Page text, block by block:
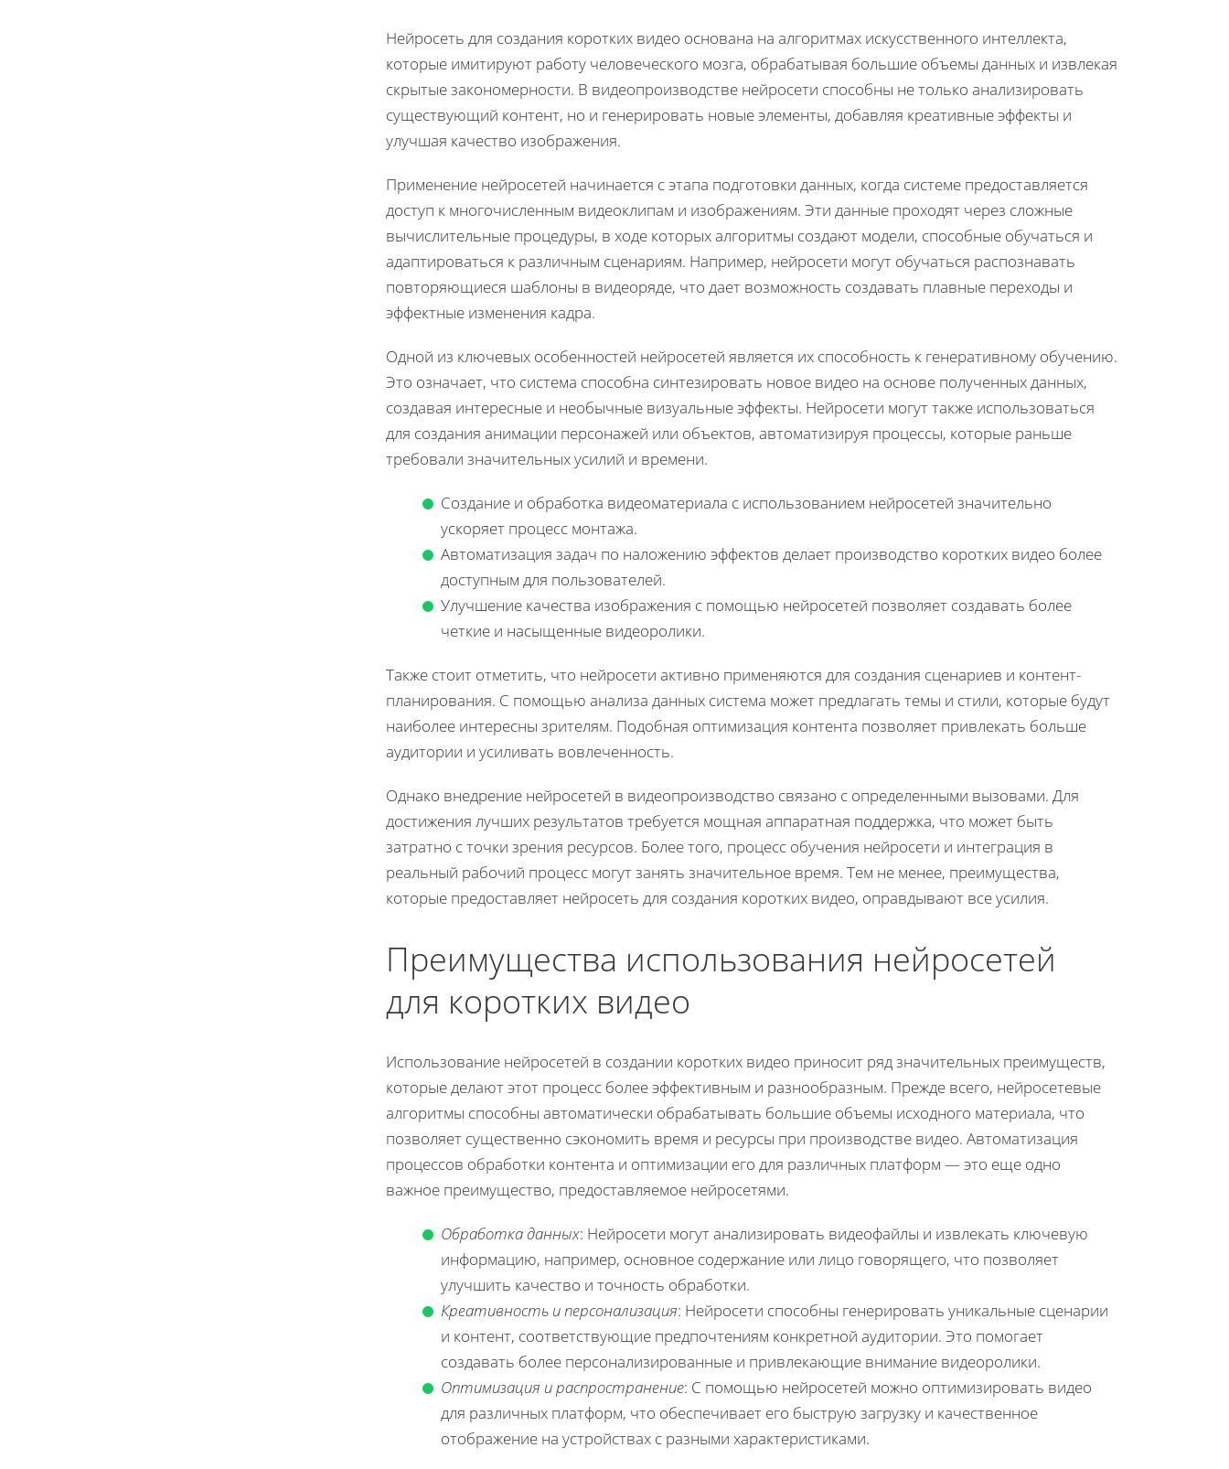
Нейросеть для создания коротких видео основана на алгоритмах искусственного интеллекта,
которые имитируют работу человеческого мозга, обрабатывая большие объемы данных и извлекая
скрытые закономерности. В видеопроизводстве нейросети способны не только анализировать
существующий контент, но и генерировать новые элементы, добавляя креативные эффекты и
улучшая качество изображения.
Применение нейросетей начинается с этапа подготовки данных, когда системе предоставляется
доступ к многочисленным видеоклипам и изображениям. Эти данные проходят через сложные
вычислительные процедуры, в ходе которых алгоритмы создают модели, способные обучаться и
адаптироваться к различным сценариям. Например, нейросети могут обучаться распознавать
повторяющиеся шаблоны в видеоряде, что дает возможность создавать плавные переходы и
эффектные изменения кадра.
Одной из ключевых особенностей нейросетей является их способность к генеративному обучению.
Это означает, что система способна синтезировать новое видео на основе полученных данных,
создавая интересные и необычные визуальные эффекты. Нейросети могут также использоваться
для создания анимации персонажей или объектов, автоматизируя процессы, которые раньше
требовали значительных усилий и времени.
Создание и обработка видеоматериала с использованием нейросетей значительно
ускоряет процесс монтажа.
Автоматизация задач по наложению эффектов делает производство коротких видео более
доступным для пользователей.
Улучшение качества изображения с помощью нейросетей позволяет создавать более
четкие и насыщенные видеоролики.
Также стоит отметить, что нейросети активно применяются для создания сценариев и контент-
планирования. С помощью анализа данных система может предлагать темы и стили, которые будут
наиболее интересны зрителям. Подобная оптимизация контента позволяет привлекать больше
аудитории и усиливать вовлеченность.
Однако внедрение нейросетей в видеопроизводство связано с определенными вызовами. Для
достижения лучших результатов требуется мощная аппаратная поддержка, что может быть
затратно с точки зрения ресурсов. Более того, процесс обучения нейросети и интеграция в
реальный рабочий процесс могут занять значительное время. Тем не менее, преимущества,
которые предоставляет нейросеть для создания коротких видео, оправдывают все усилия.
Преимущества использования нейросетей
для коротких видео
Использование нейросетей в создании коротких видео приносит ряд значительных преимуществ,
которые делают этот процесс более эффективным и разнообразным. Прежде всего, нейросетевые
алгоритмы способны автоматически обрабатывать большие объемы исходного материала, что
позволяет существенно сэкономить время и ресурсы при производстве видео. Автоматизация
процессов обработки контента и оптимизации его для различных платформ — это еще одно
важное преимущество, предоставляемое нейросетями.
Обработка данных: Нейросети могут анализировать видеофайлы и извлекать ключевую
информацию, например, основное содержание или лицо говорящего, что позволяет
улучшить качество и точность обработки.
Креативность и персонализация: Нейросети способны генерировать уникальные сценарии
и контент, соответствующие предпочтениям конкретной аудитории. Это помогает
создавать более персонализированные и привлекающие внимание видеоролики.
Оптимизация и распространение: С помощью нейросетей можно оптимизировать видео
для различных платформ, что обеспечивает его быструю загрузку и качественное
отображение на устройствах с разными характеристиками.